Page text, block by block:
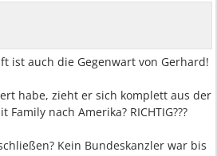
ist auch die Gegenwart von Gerhard!
habe, zieht er sich komplett aus der
nach Amerika? RICHTIG???
Kein Bundeskanzler war bis